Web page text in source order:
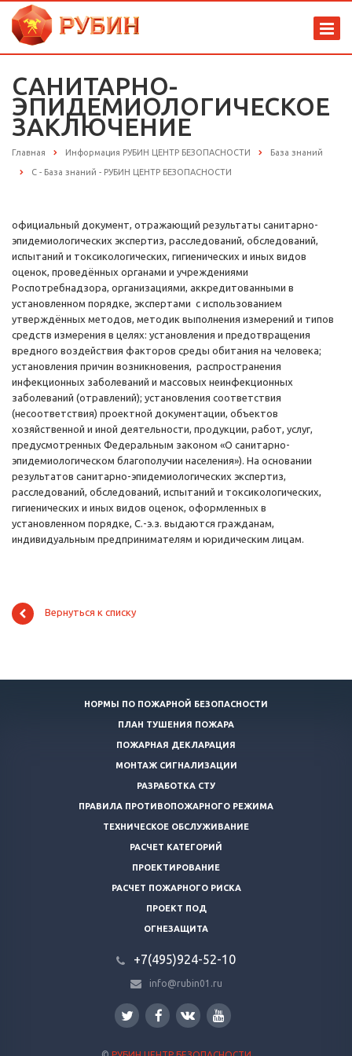
САНИТАРНО-
ЭПИДЕМИОЛОГИЧЕСКОЕ
ЗАКЛЮЧЕНИЕ
Главная Информация РУБИН ЦЕНТР БЕЗОПАСНОСТИ База знаний
С - База знаний - РУБИН ЦЕНТР БЕЗОПАСНОСТИ
официальный документ, отражающий результаты санитарно-
эпидемиологических экспертиз, расследований, обследований,
испытаний и токсикологических, гигиенических и иных видов
оценок, проведённых органами и учреждениями
Роспотребнадзора, организациями, аккредитованными в
установленном порядке, экспертами с использованием
утверждённых методов, методик выполнения измерений и типов
средств измерения в целях: установления и предотвращения
вредного воздействия факторов среды обитания на человека;
установления причин возникновения, распространения
инфекционных заболеваний и массовых неинфекционных
заболеваний (отравлений); установления соответствия
(несоответствия) проектной документации, объектов
хозяйственной и иной деятельности, продукции, работ, услуг,
предусмотренных Федеральным законом «О санитарно-
эпидемиологическом благополучии населения»). На основании
результатов санитарно-эпидемиологических экспертиз,
расследований, обследований, испытаний и токсикологических,
гигиенических и иных видов оценок, оформленных в
установленном порядке, С.-э.з. выдаются гражданам,
индивидуальным предпринимателям и юридическим лицам.
Вернуться к списку
НОРМЫ ПО ПОЖАРНОЙ БЕЗОПАСНОСТИ
ПЛАН ТУШЕНИЯ ПОЖАРА
ПОЖАРНАЯ ДЕКЛАРАЦИЯ
МОНТАЖ СИГНАЛИЗАЦИИ
РАЗРАБОТКА СТУ
ПРАВИЛА ПРОТИВОПОЖАРНОГО РЕЖИМА
ТЕХНИЧЕСКОЕ ОБСЛУЖИВАНИЕ
РАСЧЕТ КАТЕГОРИЙ
ПРОЕКТИРОВАНИЕ
РАСЧЕТ ПОЖАРНОГО РИСКА
ПРОЕКТ ПОД
ОГНЕЗАЩИТА
+7(495)924-52-10
info@rubin01.ru